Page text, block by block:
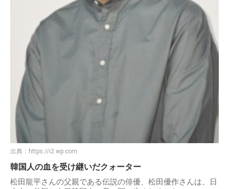
出典： https://i2.wp.com
韓国人の血を受け継いだクォーター
松田龍平さんの父親である伝説の俳優、松田優作さんは、日